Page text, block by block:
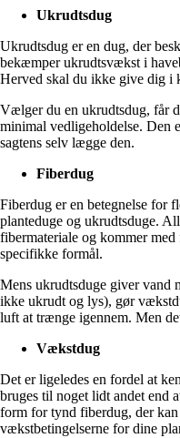
Ukrudtsdug
Ukrudtsdug er en dug, der
bekæmper ukrudtsvækst i
Herved skal du ikke give dig i
Vælger du en ukrudtsdug, får
minimal vedligeholdelse. Den
sagtens selv lægge den.
Fiberdug
Fiberdug er en betegnelse for
planteduge og ukrudtsduge.
fibermateriale og kommer
specifikke formål.
Mens ukrudtsduge giver vand
ikke ukrudt og lys), gør
luft at trænge igennem. Men
Vækstdug
Det er ligeledes en fordel at
bruges til noget lidt andet end
form for tynd fiberdug, der
vækstbetingelserne for dine